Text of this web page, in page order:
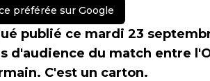
préférée sur Google
publié ce mardi 23
d'audience du match entre
C'est un carton.